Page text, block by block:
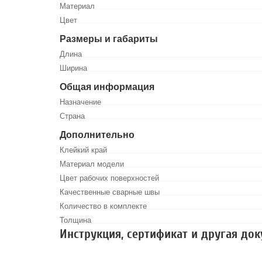
Материал
Цвет
Размеры и габариты
Длина
Ширина
Общая информация
Назначение
Страна
Дополнительно
Клейкий край
Материал модели
Цвет рабочих поверхностей
Качественные сварные швы
Количество в комплекте
Толщина
Инструкция, сертификат и другая